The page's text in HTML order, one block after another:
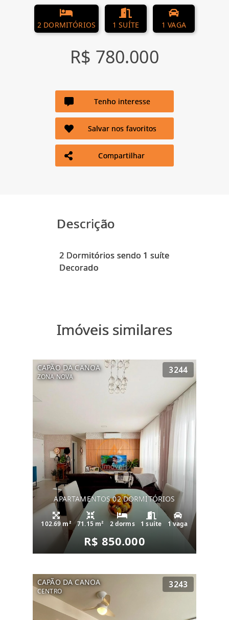
2 DORMITÓRIOS 1 SUÍTE 1 VAGA
R$ 780.000
Tenho interesse
Salvar nos favoritos
Compartilhar
Descrição
2 Dormitórios sendo 1 suíte
Imóveis similares
CAPÃO DA CANOA
ZONA NOVA
3244
APARTAMENTOS 02 DORMITÓRIOS
102.69 m² 71.15 m² 2 dorms 1 suíte 1 vaga
R$ 850.000
CAPÃO DA CANOA
CENTRO
3243